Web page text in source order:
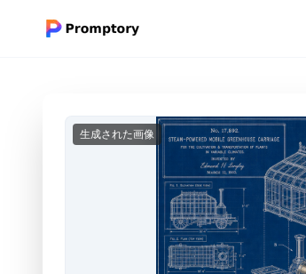
生成された画像